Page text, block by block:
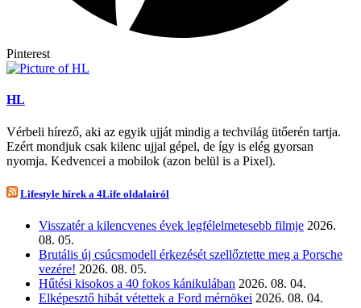
Pinterest
HL
Vérbeli hírező, aki az egyik ujját mindig a techvilág ütőerén tartja.
Ezért mondjuk csak kilenc ujjal gépel, de így is elég gyorsan
nyomja. Kedvencei a mobilok (azon belül is a Pixel).
Lifestyle hírek a 4Life oldalairól
Visszatér a kilencvenes évek legfélelmetesebb filmje 2026.
08. 05.
Brutális új csúcsmodell érkezését szellőztette meg a Porsche
vezére! 2026. 08. 05.
Hűtési kisokos a 40 fokos kánikulában 2026. 08. 04.
Elképesztő hibát vétettek a Ford mérnökei 2026. 08. 04.